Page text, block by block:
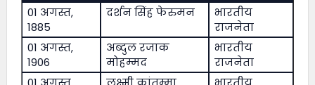
01 अगस्त,
1885
दर्शन सिंह फेरुमन
भारतीय
राजनेता
01 अगस्त,
1906
अब्दुल रजाक
मोहम्मद
भारतीय
राजनेता